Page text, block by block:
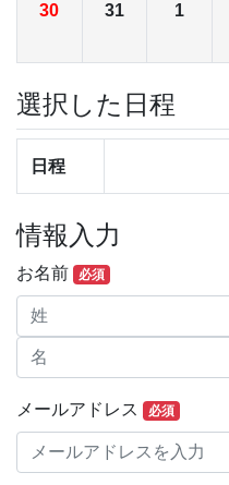
30 31 1
選択した日程
日程
情報入力
お名前 必須
メールアドレス 必須